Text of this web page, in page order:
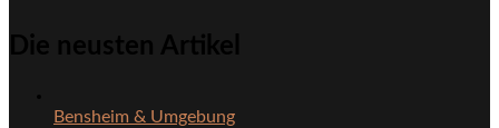
Die neusten Artikel
Bensheim & Umgebung